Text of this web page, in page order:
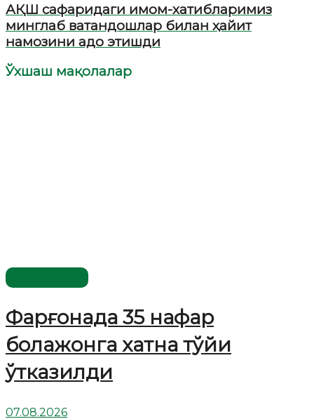
АҚШ сафаридаги имом-хатибларимиз
минглаб ватандошлар билан ҳайит
намозини адо этишди
Ўхшаш мақолалар
Фарғонада 35 нафар
болажонга хатна тўйи
ўтказилди
07.08.2026